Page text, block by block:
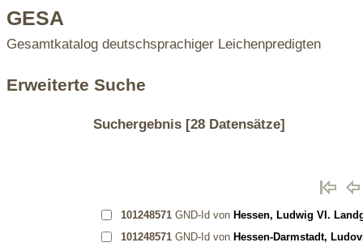
GESA
Gesamtkatalog deutschsprachiger Leichenpredigten
Erweiterte Suche
Suchergebnis[28 Datensätze]
101248571GND-Id von Hessen, Ludwig VI.
101248571GND-Id von Hessen-Darmstadt,